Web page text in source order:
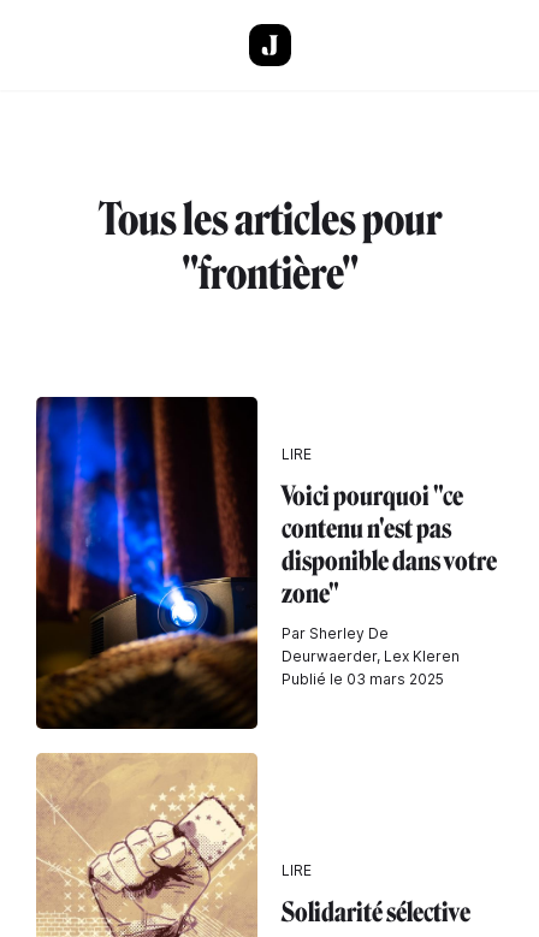
Tous les articles pour
"frontière"
LIRE
Voici pourquoi "ce
contenu n'est pas
disponible dans votre
zone"
Par Sherley De
Deurwaerder, Lex Kleren
Publié le 03 mars 2025
LIRE
Solidarité sélective